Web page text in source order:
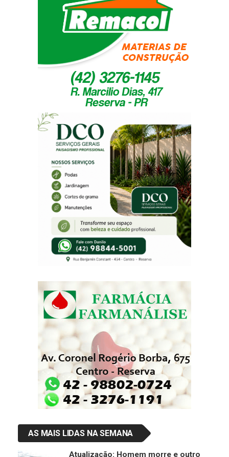
AS MAIS LIDAS NA SEMANA
Atualização: Homem morre e outro